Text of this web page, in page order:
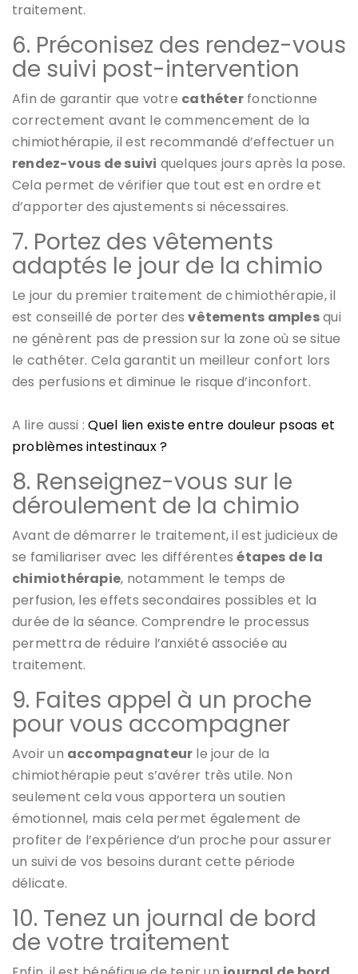
traitement.
6. Préconisez des rendez-vous
de suivi post-intervention
Afin de garantir que votre cathéterfonctionne
correctement avant le commencement de la
chimiothérapie, il est recommandé d’effectuer un
rendez-vous de suivi quelques jours après la pose.
Cela permet de vérifier que tout est en ordre et
d’apporter des ajustements si nécessaires.
7. Portez des vêtements
adaptés le jour de la chimio
Le jour du premier traitement de chimiothérapie, il
est conseillé de porter desvêtements amplesqui
ne génèrent pas de pression sur la zone où se situe
le cathéter. Cela garantit un meilleur confort lors
des perfusions et diminue le risque d’inconfort.
A lire aussi :Quel lien existe entre douleur psoas et
problèmes intestinaux ?
8. Renseignez-vous sur le
déroulement de la chimio
Avant de démarrer le traitement, il est judicieux de
se familiariser avec les différentesétapes de la
chimiothérapie, notamment le temps de
perfusion, les effets secondaires possibles et la
durée de la séance. Comprendre le processus
permettra de réduire l’anxiété associée au
traitement.
9. Faites appel à un proche
pour vous accompagner
Avoir un accompagnateur le jour de la
chimiothérapie peut s’avérer très utile. Non
seulement cela vous apportera un soutien
émotionnel, mais cela permet également de
profiter de l’expérience d’un proche pour assurer
un suivi de vos besoins durant cette période
délicate.
10. Tenez un journal de bord
de votre traitement